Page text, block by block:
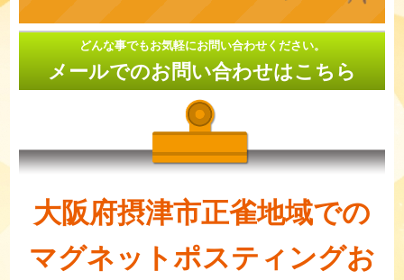
どんな事でもお気軽にお問い合わせください。
メールでのお問い合わせはこちら
大阪府摂津市正雀地域での
マグネットポスティングお